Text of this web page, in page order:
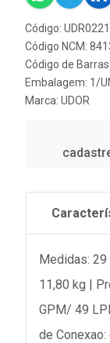
Código: UDR0221
Código NCM:
Código de
Embalagem: 1/
Marca: UDOR
Medidas:
11,80 kg |
GPM/ 49
de